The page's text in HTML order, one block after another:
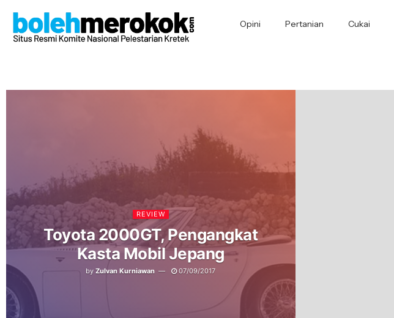
Opini Pertanian Cukai
REVIEW
Toyota 2000GT, Pengangkat
Kasta Mobil Jepang
by Zulvan Kurniawan 07/09/2017